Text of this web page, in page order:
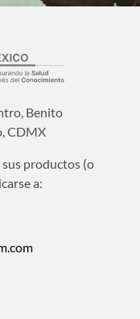
Benito
CDMX
productos (o
a: